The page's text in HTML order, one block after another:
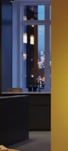
- USB
(Screen
(pri Android
služieb, fitness